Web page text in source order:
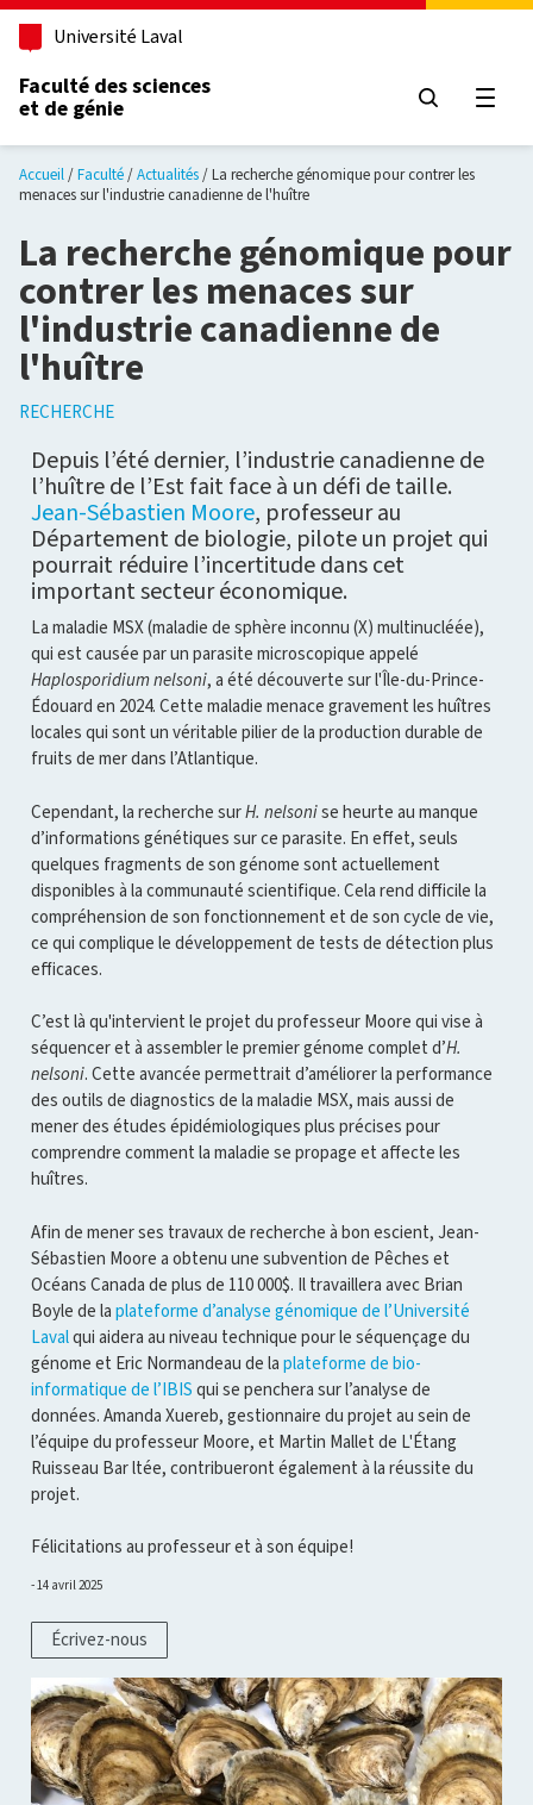
Aller au contenu principal
Université Laval
Faculté des sciences
et de génie
Accueil Faculté Actualités
La recherche génomique pour contrer les
menaces sur l'industrie canadienne de l'huître
La recherche génomique pour
contrer les menaces sur
l'industrie canadienne de
l'huître
RECHERCHE
Depuis l’été dernier, l’industrie canadienne de
l’huître de l’Est fait face à un défi de taille.
Jean-Sébastien Moore, professeur au
Département de biologie, pilote un projet qui
pourrait réduire l’incertitude dans cet
important secteur économique.
La maladie MSX (maladie de sphère inconnu (X) multinucléée),
qui est causée par un parasite microscopique appelé
Haplosporidium nelsoni, a été découverte sur l'Île-du-Prince-
Édouard en 2024. Cette maladie menace gravement les huîtres
locales qui sont un véritable pilier de la production durable de
fruits de mer dans l’Atlantique.
Cependant, la recherche surH. nelsonise heurte au manque
d’informations génétiques sur ce parasite. En effet, seuls
quelques fragments de son génome sont actuellement
disponibles à la communauté scientifique. Cela rend difficile la
compréhension de son fonctionnement et de son cycle de vie,
ce qui complique le développement de tests de détection plus
efficaces.
C’est là qu'intervient le projet du professeur Moore qui vise à
séquencer et à assembler le premier génome complet d’H.
nelsoni. Cette avancée permettrait d’améliorer la performance
des outils de diagnostics de la maladie MSX, mais aussi de
mener des études épidémiologiques plus précises pour
comprendre comment la maladie se propage et affecte les
huîtres.
Afin de mener ses travaux de recherche à bon escient, Jean-
Sébastien Moore a obtenu une subvention de Pêches et
Océans Canada de plus de 110 000$. Il travaillera avec Brian
Boyle de la plateforme d’analyse génomique de l’Université
Lavalqui aidera au niveau technique pour le séquençage du
génome et Eric Normandeau de la plateforme de bio-
informatique de l’IBIS qui se penchera sur l’analyse de
données. Amanda Xuereb, gestionnaire du projet au sein de
l’équipe du professeur Moore, et Martin Mallet de L'Étang
Ruisseau Bar ltée, contribueront également à la réussite du
projet.
Félicitations au professeur et à son équipe!
14 avril 2025
Écrivez-nous